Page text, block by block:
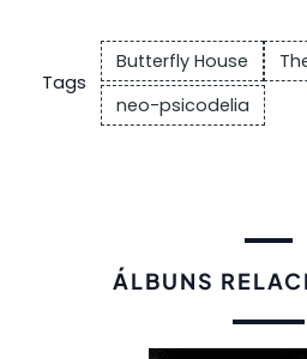
Tags
Butterfly House
neo-psicodelia
ÁLBUNS